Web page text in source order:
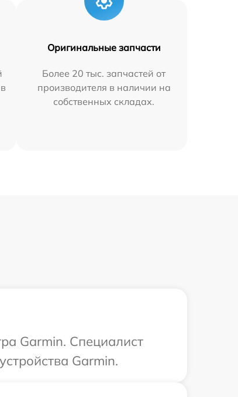
Оригинальные запчасти
Более 20 тыс. запчастей от
производителя в наличии на
собственных складах.
Garmin. Специалист
Garmin.